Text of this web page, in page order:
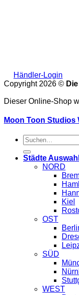
Händler-Login
Copyright 2026 ©
Dieser Online-Shop
Moon Toon Studios
Suche
nach:
Städte Auswahl
NORD
Kiel
OST
SÜD
WEST